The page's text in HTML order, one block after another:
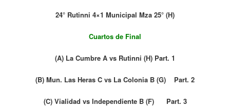
24° Rutinni 4×1 Municipal Mza 25° (H)
Cuartos de Final
(A) La Cumbre A vs Rutinni (H) Part. 1
(B) Mun. Las Heras C vs La Colonia B (G) Part. 2
(C) Vialidad vs Independiente B (F) Part. 3